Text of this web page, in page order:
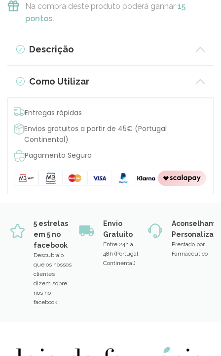
Na compra deste produto poderá ganhar 15
pontos.
Descrição
Como Utilizar
Entregas rápidas
Envios gratuitos a partir de 45€ (Portugal
Continental)
Pagamento Seguro
5 estrelas
em 5 no
facebook
Descubra o
que os nossos
clientes
dizem sobre
nós no
facebook
Envio
Gratuito
Entre 24h a
48h (Portugal
Continental)
Prestado por
Farmacêutico